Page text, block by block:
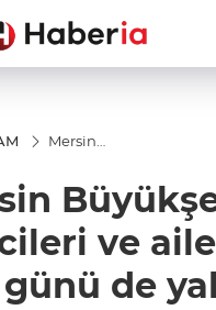
Mersin
ve
ailelerini
LGS günü
de yalnızve
günü de